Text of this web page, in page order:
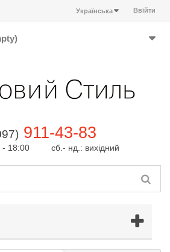
Ввійти
Українська
911-43-83
- 18:00 сб.- нд.: вихідний